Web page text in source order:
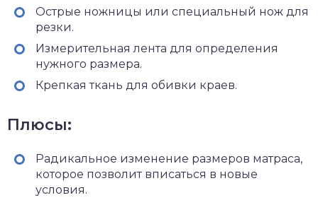
Острые ножницы или специальный нож для
резки.
Измерительная лента для определения
нужного размера.
Крепкая ткань для обивки краев.
Плюсы:
Радикальное изменение размеров матраса,
которое позволит вписаться в новые
условия.